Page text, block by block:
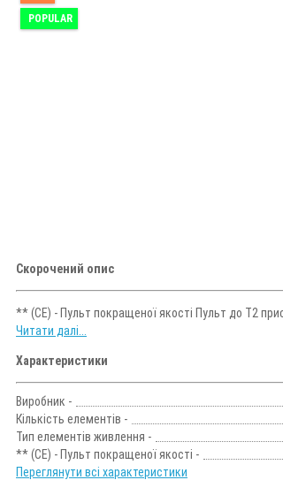
POPULAR
Скорочений опис
** (CE) - Пульт покращеної якості Пульт до Т2
Читати далі...
Характеристики
Виробник -
Кількість елементів -
Тип елементів живлення -
** (CE) - Пульт покращеної якості -
Переглянути всі характеристики